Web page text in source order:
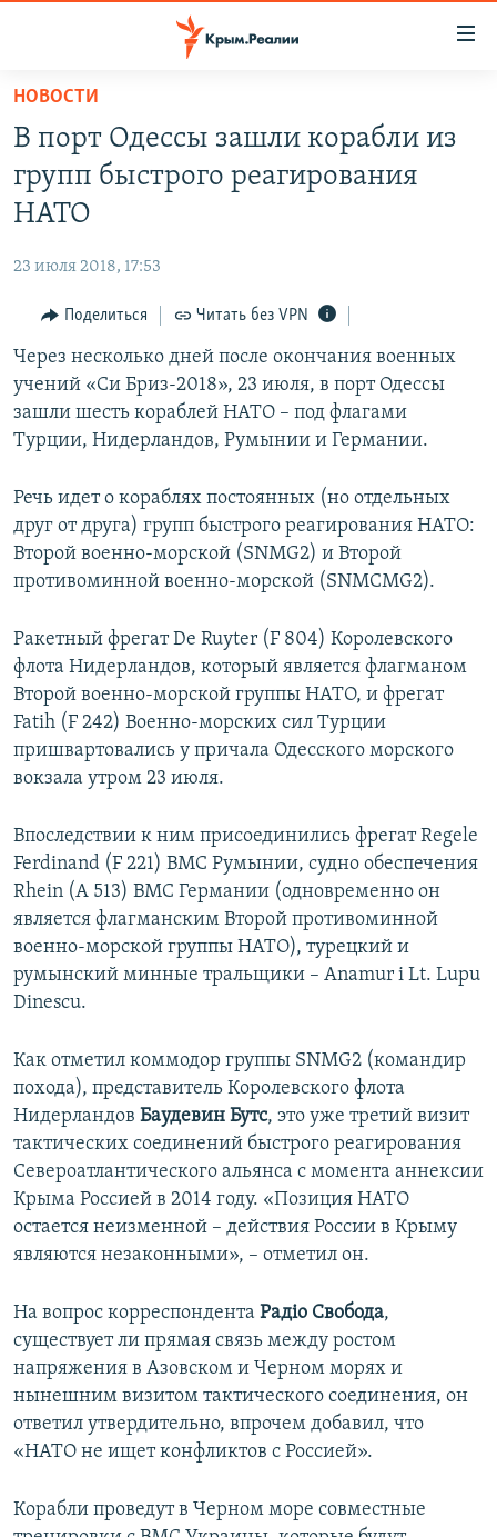
Вернуться
основному
содержанию
Вернутся
главной
Вернутся
поиску
СПЕЦПРОЕКТЫ
ГРУЗ 200
11 ЛЕТ ОККУПАЦИИ КРЫМА. 11 ИСТОРИЙ СОПРОТИВЛЕНИЯ
ВОДА
ЕЩЕ
ИНТЕРАКТИВ
ИНФОГРАФИКА
ТЕЛЕПРОЕКТ КРЫМ.РЕАЛИИ
СОВЕТЫ ПРАВОЗАЩИТНИКОВ
ПОБЕДИТЕЛЕЙ НЕ СУДЯТ?
КРЫМ.НЕПОКОРЕННЫЙ
УКРАИНСКАЯ ПРОБЛЕМА КРЫМА
РАДІО СВОБОДА
КАК ОБОЙТИ БЛОКИРОВКУ
Українською
Qırımtatar
ПРИСОЕДИНЯЙТЕСЬ!
Все сайты RFE/RL
НОВОСТИ
В порт Одессы зашли корабли из
групп быстрого реагирования
НАТО
23 июля 2018, 17:53
Поделиться Читать без VPN
Через несколько дней после окончания военных
учений «Си Бриз-2018», 23 июля, в порт Одессы
зашли шесть кораблей НАТО – под флагами
Турции, Нидерландов, Румынии и Германии.
Речь идет о кораблях постоянных (но отдельных
друг от друга) групп быстрого реагирования НАТО:
Второй военно-морской (SNMG2) и Второй
противоминной военно-морской (SNMCMG2).
Ракетный фрегат De Ruyter (F 804) Королевского
флота Нидерландов, который является флагманом
Второй военно-морской группы НАТО, и фрегат
Fatih (F 242) Военно-морских сил Турции
пришвартовались у причала Одесского морского
вокзала утром 23 июля.
Впоследствии к ним присоединились фрегат Regele
Ferdinand (F 221) ВМС Румынии, судно обеспечения
Rhein (A 513) ВМС Германии (одновременно он
является флагманским Второй противоминной
военно-морской группы НАТО), турецкий и
румынский минные тральщики – Аnamur i Lt. Lupu
Dinescu.
Как отметил коммодор группы SNMG2 (командир
похода), представитель Королевского флота
Нидерландов Баудевин Бутс, это уже третий визит
тактических соединений быстрого реагирования
Североатлантического альянса с момента аннексии
Крыма Россией в 2014 году. «Позиция НАТО
остается неизменной – действия России в Крыму
являются незаконными», – отметил он.
На вопрос корреспондента Радіо Свобода,
существует ли прямая связь между ростом
напряжения в Азовском и Черном морях и
нынешним визитом тактического соединения, он
ответил утвердительно, впрочем добавил, что
«НАТО не ищет конфликтов с Россией».
Корабли проведут в Черном море совместные